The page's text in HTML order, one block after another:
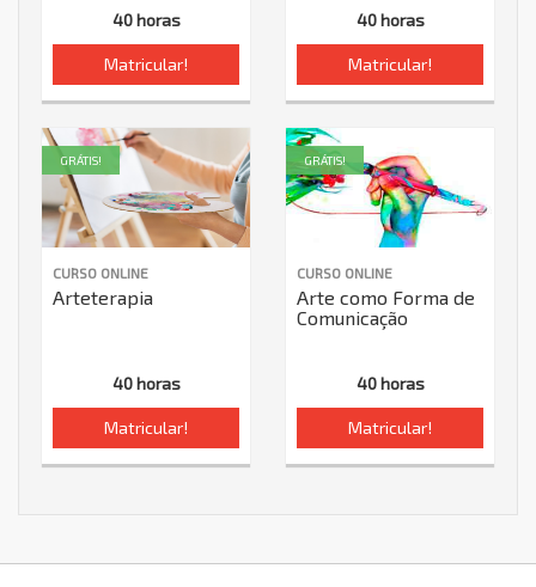
40 horas
Matricular!
40 horas
Matricular!
CURSO ONLINE
Arteterapia
40 horas
Matricular!
GRÁTIS!
CURSO ONLINE
Arte como Forma de
Comunicação
40 horas
Matricular!
GRÁTIS!